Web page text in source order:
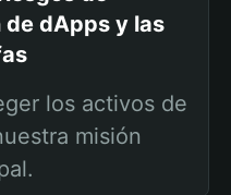
dApps y las
los activos de
misión